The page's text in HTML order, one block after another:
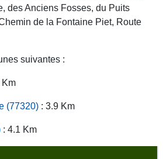
des Anciens Fosses, du Puits
de la Fontaine Piet, Route
suivantes :
Km
(77320) : 3.9 Km
: 4.1 Km